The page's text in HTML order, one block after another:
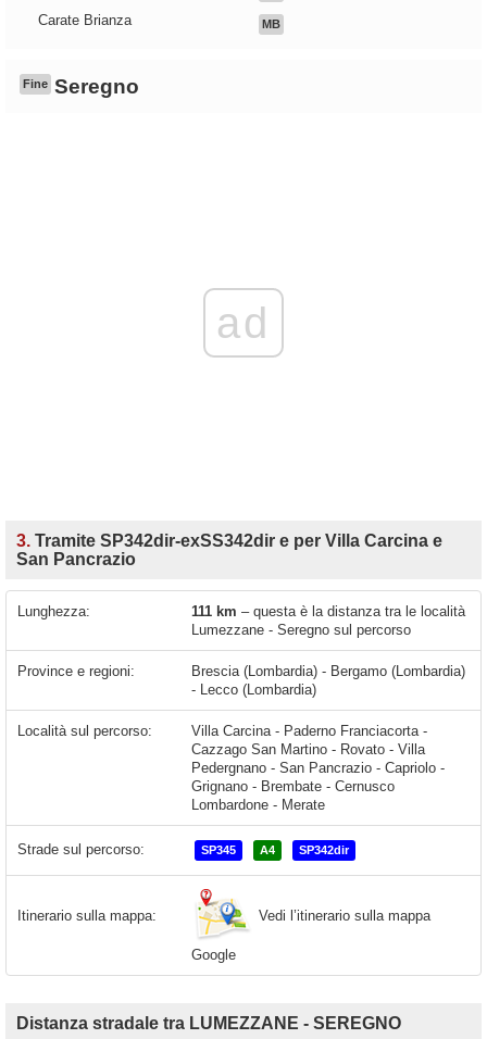
Carate Brianza MB
Fine Seregno
ad
3. Tramite SP342dir-exSS342dir e per Villa Carcina e
San Pancrazio
Lunghezza: 111 km – questa è la distanza tra le località
Lumezzane - Seregno sul percorso
Province e regioni:
Brescia (Lombardia) - Bergamo (Lombardia)
- Lecco (Lombardia)
Località sul percorso:
Villa Carcina - Paderno Franciacorta -
Cazzago San Martino - Rovato - Villa
Pedergnano - San Pancrazio - Capriolo -
Grignano - Brembate - Cernusco
Lombardone - Merate
Strade sul percorso: SP345 A4 SP342dir
Itinerario sulla mappa: Vedi l’itinerario sulla mappa
Google
Distanza stradale tra LUMEZZANE - SEREGNO